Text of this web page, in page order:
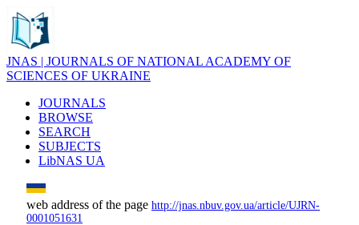
JNAS | JOURNALS OF NATIONAL ACADEMY OF
SCIENCES OF UKRAINE
JOURNALS
BROWSE
SEARCH
SUBJECTS
LibNAS UA
web address of the page http://jnas.nbuv.gov.ua/article/UJRN-
0001051631